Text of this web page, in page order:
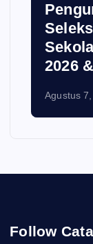
2026
Agustus
Follow